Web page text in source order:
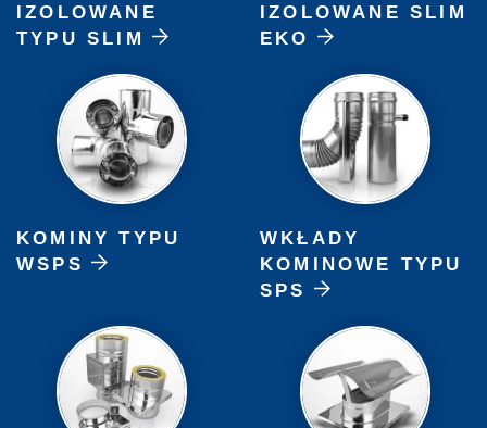
IZOLOWANE
TYPU SLIM
IZOLOWANE SLIM
EKO
KOMINY TYPU
WSPS
WKŁADY
KOMINOWE TYPU
SPS